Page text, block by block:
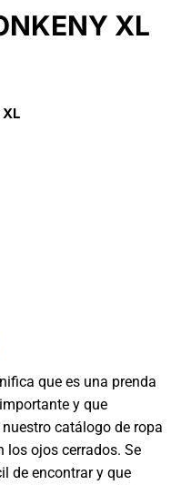
XL
XL
que es una prenda
y que
catálogo de ropa
los ojos cerrados. Se
de encontrar y que